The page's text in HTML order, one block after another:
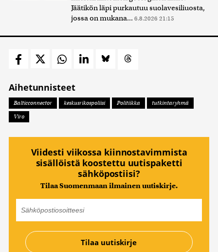
Jäätikön läpi purkautuu suolavesiliuosta,
jossa on mukana... 6.8.2026 21:15
Aihetunnisteet
Balticconnector keskusrikospoliisi Politiikka
tutkintaryhmä
Viro
Viidesti viikossa kiinnostavimmista
sisällöistä koostettu uutispaketti
sähköpostiisi?
Tilaa Suomenmaan ilmainen uutiskirje.